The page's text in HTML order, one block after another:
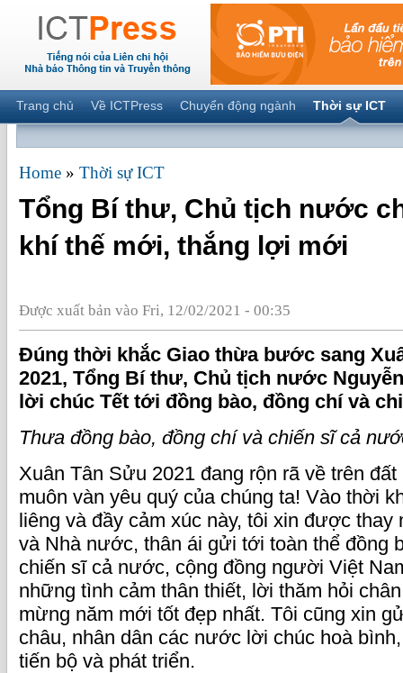
Trang chủ Về ICTPress Chuyển động ngành Thời sự ICT
Home » Thời sự ICT
Tổng Bí thư, Chủ tịch nước
khí thế mới, thắng lợi mới
Được xuất bản vào Fri, 12/02/2021 - 00:35
Đúng thời khắc Giao thừa bước sang
2021, Tổng Bí thư, Chủ tịch nước
lời chúc Tết tới đồng bào, đồng chí và
Thưa đồng bào, đồng chí và chiến sĩ cả
Xuân Tân Sửu 2021 đang rộn rã về trên
muôn vàn yêu quý của chúng ta! Vào thời
liêng và đầy cảm xúc này, tôi xin được thay
và Nhà nước, thân ái gửi tới toàn thể đồng
chiến sĩ cả nước, cộng đồng người Việt
những tình cảm thân thiết, lời thăm hỏi
mừng năm mới tốt đẹp nhất. Tôi cũng xin
châu, nhân dân các nước lời chúc hoà
tiến bộ và phát triển.